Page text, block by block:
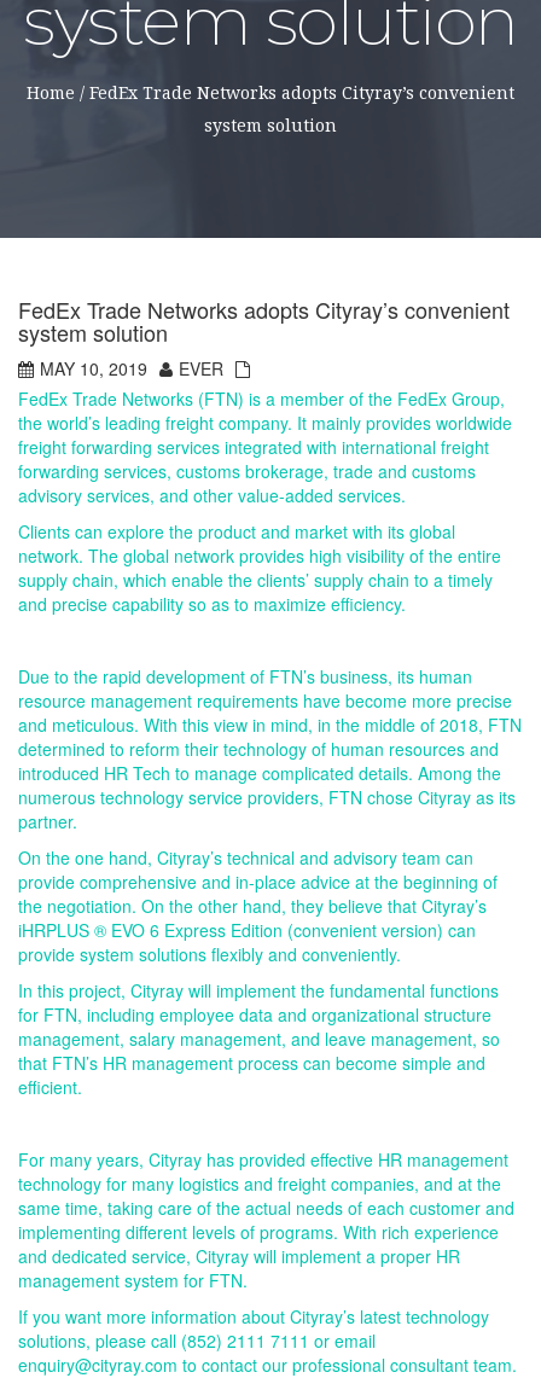
system solution
Home / FedEx Trade Networks adopts Cityray’s convenient
system solution
FedEx Trade Networks adopts Cityray’s convenient
system solution
MAY 10, 2019
EVER
FedEx Trade Networks (FTN) is a member of the FedEx Group,
the world’s leading freight company. It mainly provides worldwide
freight forwarding services integrated with international freight
forwarding services, customs brokerage, trade and customs
advisory services, and other value-added services.
Clients can explore the product and market with its global
network. The global network provides high visibility of the entire
supply chain, which enable the clients’ supply chain to a timely
and precise capability so as to maximize efficiency.
Due to the rapid development of FTN’s business, its human
resource management requirements have become more precise
and meticulous. With this view in mind, in the middle of 2018, FTN
determined to reform their technology of human resources and
introduced HR Tech to manage complicated details. Among the
numerous technology service providers, FTN chose Cityray as its
partner.
On the one hand, Cityray’s technical and advisory team can
provide comprehensive and in-place advice at the beginning of
the negotiation. On the other hand, they believe that Cityray’s
iHRPLUS ® EVO 6 Express Edition (convenient version) can
provide system solutions flexibly and conveniently.
In this project, Cityray will implement the fundamental functions
for FTN, including employee data and organizational structure
management, salary management, and leave management, so
that FTN’s HR management process can become simple and
efficient.
For many years, Cityray has provided effective HR management
technology for many logistics and freight companies, and at the
same time, taking care of the actual needs of each customer and
implementing different levels of programs. With rich experience
and dedicated service, Cityray will implement a proper HR
management system for FTN.
If you want more information about Cityray’s latest technology
solutions, please call (852) 2111 7111 or email
enquiry@cityray.com to contact our professional consultant team.